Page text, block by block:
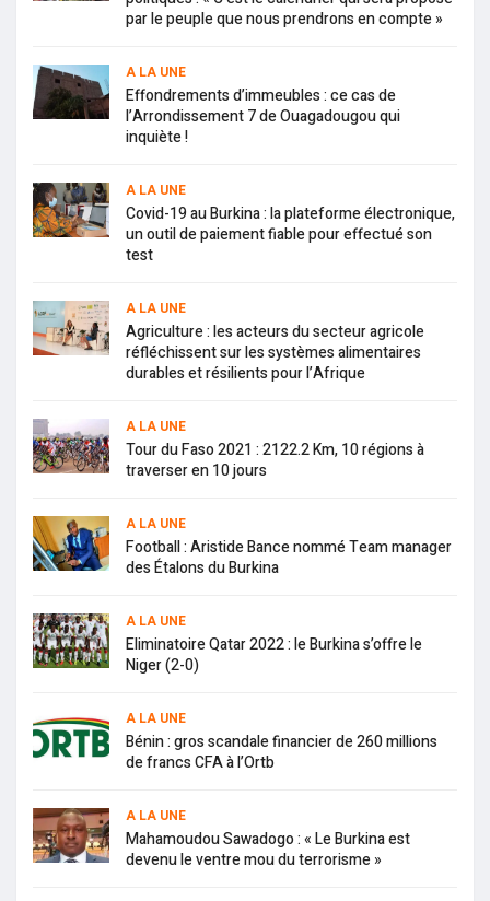
par le peuple que nous prendrons en compte »
A LA UNE
Effondrements d’immeubles : ce cas de
l’Arrondissement 7 de Ouagadougou qui
inquiète !
A LA UNE
Covid-19 au Burkina : la plateforme électronique,
un outil de paiement fiable pour effectué son
test
A LA UNE
Agriculture : les acteurs du secteur agricole
réfléchissent sur les systèmes alimentaires
durables et résilients pour l’Afrique
A LA UNE
Tour du Faso 2021 : 2122.2 Km, 10 régions à
traverser en 10 jours
A LA UNE
Football : Aristide Bance nommé Team manager
des Étalons du Burkina
A LA UNE
Eliminatoire Qatar 2022 : le Burkina s’offre le
Niger (2-0)
A LA UNE
Bénin : gros scandale financier de 260 millions
de francs CFA à l’Ortb
A LA UNE
Mahamoudou Sawadogo : « Le Burkina est
devenu le ventre mou du terrorisme »